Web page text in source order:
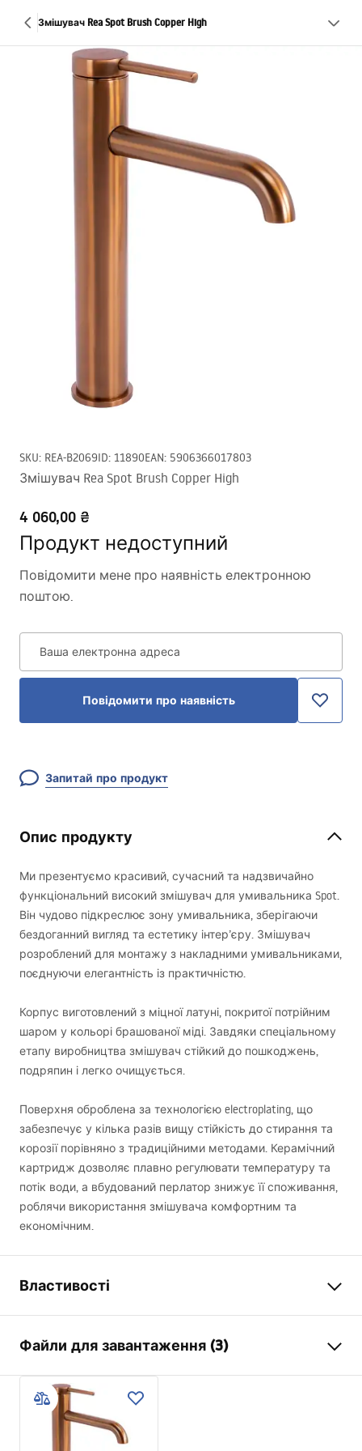
Змішувач Rea Spot Brush Copper High
SKU: REA-B2069ID: 11890EAN: 5906366017803
Змішувач Rea Spot Brush Copper High
4 060,00 ₴
Продукт недоступний
Повідомити мене про наявність електронною
поштою.
Ваша електронна адреса
Повідомити про наявність
Запитай про продукт
Опис продукту
Ми презентуємо красивий, сучасний та надзвичайно
функціональний високий змішувач для умивальника Spot.
Він чудово підкреслює зону умивальника, зберігаючи
бездоганний вигляд та естетику інтер’єру. Змішувач
розроблений для монтажу з накладними умивальниками,
поєднуючи елегантність із практичністю.
Корпус виготовлений з міцної латуні, покритої потрійним
шаром у кольорі брашованої міді. Завдяки спеціальному
етапу виробництва змішувач стійкий до пошкоджень,
подряпин і легко очищується.
Поверхня оброблена за технологією electroplating, що
забезпечує у кілька разів вищу стійкість до стирання та
корозії порівняно з традиційними методами. Керамічний
картридж дозволяє плавно регулювати температуру та
потік води, а вбудований перлатор знижує її споживання,
роблячи використання змішувача комфортним та
економічним.
Властивості
Спосіб монтажу
Стоячий
Колір
матова мідь
Тип виливу
Файли для завантаження (3)
Умови гарантії
Warranty_Terms_and_Conditions_Faucets_-_5.pdf